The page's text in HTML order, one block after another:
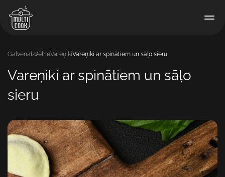
Galvenā IzvēlneVareņikiVareņiki ar spinātiem un sāļo sieru
Vareņiki ar spinātiem un sāļo
sieru